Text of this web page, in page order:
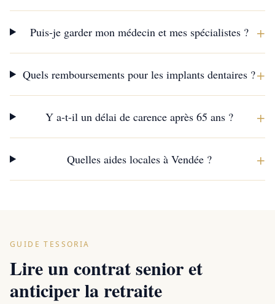
Puis-je garder mon médecin et mes spécialistes ? +
Quels remboursements pour les implants dentaires ?+
Y a-t-il un délai de carence après 65 ans ? +
Quelles aides locales à Vendée ? +
GUIDE TESSORIA
Lire un contrat senior et
anticiper la retraite